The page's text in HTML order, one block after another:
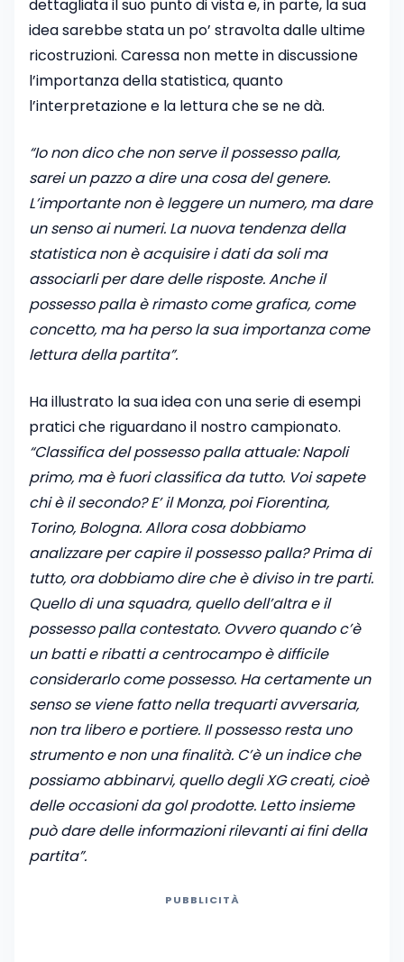
dettagliata il suo punto di vista e, in parte, la sua
idea sarebbe stata un po’ stravolta dalle ultime
ricostruzioni. Caressa non mette in discussione
l’importanza della statistica, quanto
l’interpretazione e la lettura che se ne dà.
“Io non dico che non serve il possesso palla,
sarei un pazzo a dire una cosa del genere.
L’importante non è leggere un numero, ma dare
un senso ai numeri. La nuova tendenza della
statistica non è acquisire i dati da soli ma
associarli per dare delle risposte. Anche il
possesso palla è rimasto come grafica, come
concetto, ma ha perso la sua importanza come
lettura della partita”.
Ha illustrato la sua idea con una serie di esempi
pratici che riguardano il nostro campionato.
“Classifica del possesso palla attuale: Napoli
primo, ma è fuori classifica da tutto. Voi sapete
chi è il secondo? E’ il Monza, poi Fiorentina,
Torino, Bologna. Allora cosa dobbiamo
analizzare per capire il possesso palla? Prima di
tutto, ora dobbiamo dire che è diviso in tre parti.
Quello di una squadra, quello dell’altra e il
possesso palla contestato. Ovvero quando c’è
un batti e ribatti a centrocampo è difficile
considerarlo come possesso. Ha certamente un
senso se viene fatto nella trequarti avversaria,
non tra libero e portiere. Il possesso resta uno
strumento e non una finalità. C’è un indice che
possiamo abbinarvi, quello degli XG creati, cioè
delle occasioni da gol prodotte. Letto insieme
può dare delle informazioni rilevanti ai fini della
partita”.
PUBBLICITÀ